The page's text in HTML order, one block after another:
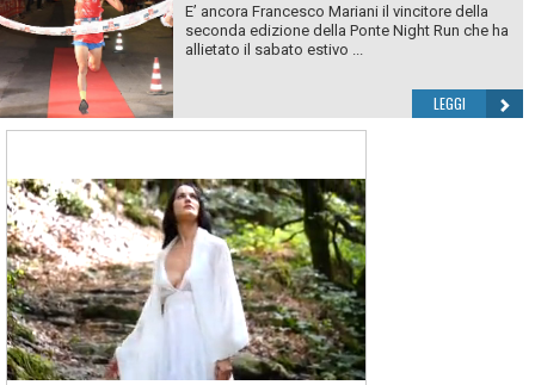
E’ ancora Francesco Mariani il vincitore della
seconda edizione della Ponte Night Run che ha
allietato il sabato estivo ...
LEGGI